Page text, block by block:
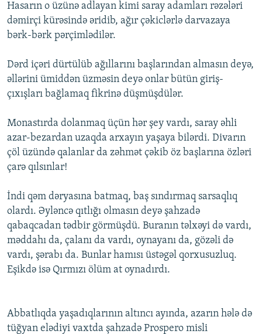
Hasarın o üzünə adlayan kimi saray adamları rəzələri
dəmirçi kürəsində əridib, ağır çəkiclərlə darvazaya
bərk-bərk pərçimlədilər.
Dərd içəri dürtülüb ağıllarını başlarından almasın deyə,
əllərini ümiddən üzməsin deyə onlar bütün giriş-
çıxışları bağlamaq fikrinə düşmüşdülər.
Monastırda dolanmaq üçün hər şey vardı, saray əhli
azar-bezardan uzaqda arxayın yaşaya bilərdi. Divarın
çöl üzündə qalanlar da zəhmət çəkib öz başlarına özləri
çarə qılsınlar!
İndi qəm dəryasına batmaq, baş sındırmaq sarsaqlıq
olardı. Əyləncə qıtlığı olmasın deyə şahzadə
qabaqcadan tədbir görmüşdü. Buranın təlxəyi də vardı,
məddahı da, çalanı da vardı, oynayanı da, gözəli də
vardı, şərabı da. Bunlar hamısı üstəgəl qorxusuzluq.
Eşikdə isə Qırmızı ölüm at oynadırdı.
Abbatlıqda yaşadıqlarının altıncı ayında, azarın hələ də
tüğyan elədiyi vaxtda şahzadə Prospero misli